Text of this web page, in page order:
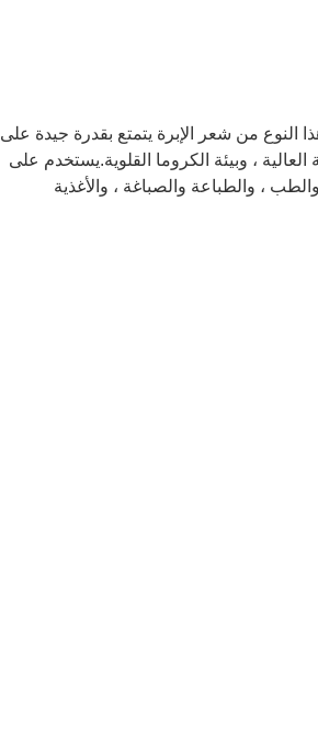
المتجانس المصنوع أساسًا من 100٪ من الأكريلونيتريل.هذا النوع من شعر الإبرة يتمتع بقدرة جيدة على
، وبيئة الكروما القلوية.يستخدم على
، والطباعة والصباغة ، والأغذية